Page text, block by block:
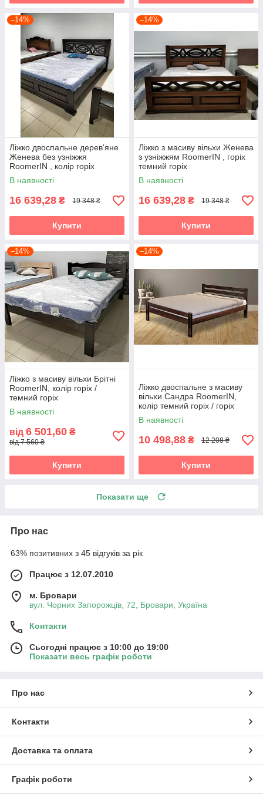
–14%
Ліжко двоспальне дерев'яне
Женева без узніжжя
RoomerIN , колір горіх
темний горіх
В наявності
16 639,28 ₴ 19 348 ₴
Купити
–14%
Ліжко з масиву вільхи Женева
з узніжжям RoomerIN , горіх
темний горіх
В наявності
16 639,28 ₴ 19 348 ₴
Купити
–14%
Ліжко з масиву вільхи Брітні
RoomerIN, колір горіх /
темний горіх
В наявності
від 6 501,60 ₴
від 7 560 ₴
Купити
–14%
Ліжко двоспальне з масиву
вільхи Сандра RoomerIN,
колір темний горіх / горіх
В наявності
10 498,88 ₴ 12 208 ₴
Купити
Показати ще
Про нас
63% позитивних з 45 відгуків за рік
Працює з 12.07.2010
м. Бровари
вул. Чорних Запорожців, 72, Бровари, Україна
Контакти
Сьогодні працює з 10:00 до 19:00
Показати весь графік роботи
Про нас
Контакти
Доставка та оплата
Графік роботи